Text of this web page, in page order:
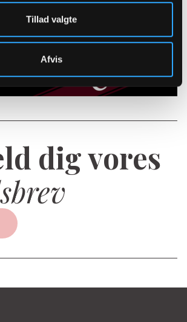
Tillad valgte
Afvis
dig vores